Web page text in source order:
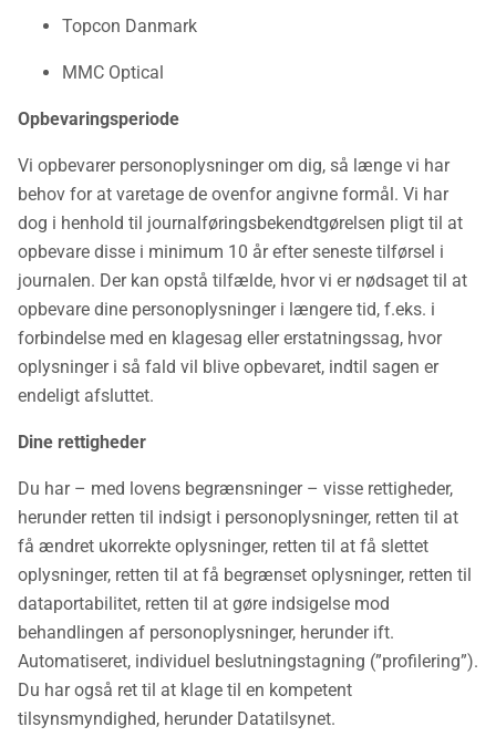
Topcon Danmark
MMC Optical
Opbevaringsperiode
Vi opbevarer personoplysninger om dig, så længe vi har
behov for at varetage de ovenfor angivne formål. Vi har
dog i henhold til journalføringsbekendtgørelsen pligt til at
opbevare disse i minimum 10 år efter seneste tilførsel i
journalen. Der kan opstå tilfælde, hvor vi er nødsaget til at
opbevare dine personoplysninger i længere tid, f.eks. i
forbindelse med en klagesag eller erstatningssag, hvor
oplysninger i så fald vil blive opbevaret, indtil sagen er
endeligt afsluttet.
Dine rettigheder
Du har – med lovens begrænsninger – visse rettigheder,
herunder retten til indsigt i personoplysninger, retten til at
få ændret ukorrekte oplysninger, retten til at få slettet
oplysninger, retten til at få begrænset oplysninger, retten til
dataportabilitet, retten til at gøre indsigelse mod
behandlingen af personoplysninger, herunder ift.
Automatiseret, individuel beslutningstagning (”profilering”).
Du har også ret til at klage til en kompetent
tilsynsmyndighed, herunder Datatilsynet.